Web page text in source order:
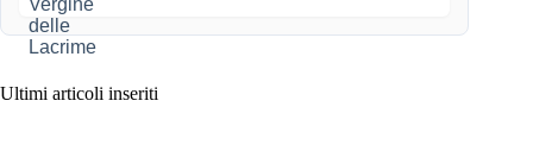
Ultimi articoli inseriti